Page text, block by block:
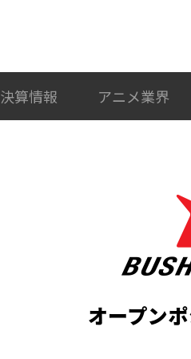
決算情報 アニメ業界